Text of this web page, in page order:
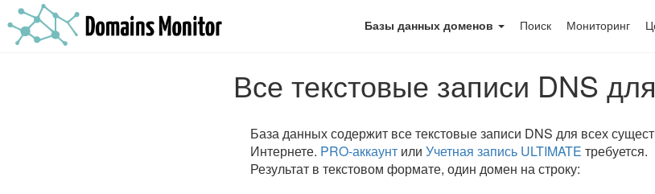
Базы данных доменов Поиск Мониторинг
Все текстовые записи DNS
База данных содержит все текстовые записи DNS для всех
Интернете. PRO-аккаунтили Учетная запись ULTIMATE требуется.
Результат в текстовом формате, один домен на строку: